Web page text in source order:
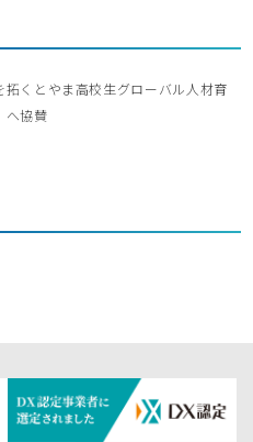
拓くとやま高校生グローバル人材育
へ協賛